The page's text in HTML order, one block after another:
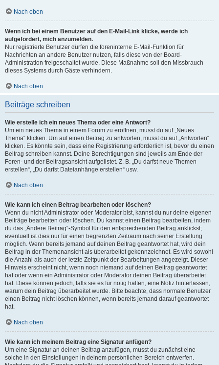
Nach oben
Wenn ich bei einem Benutzer auf den E-Mail-Link klicke, werde ich
aufgefordert, mich anzumelden.
Nur registrierte Benutzer dürfen die foreninterne E-Mail-Funktion für
Nachrichten an andere Benutzer nutzen, falls diese von der Board-
Administration freigeschaltet wurde. Diese Maßnahme soll den Missbrauch
dieses Systems durch Gäste verhindern.
Nach oben
Beiträge schreiben
Wie erstelle ich ein neues Thema oder eine Antwort?
Um ein neues Thema in einem Forum zu eröffnen, musst du auf „Neues
Thema“ klicken. Um auf einen Beitrag zu antworten, musst du auf „Antworten“
klicken. Es könnte sein, dass eine Registrierung erforderlich ist, bevor du einen
Beitrag schreiben kannst. Deine Berechtigungen sind jeweils am Ende der
Foren- und der Beitragsansicht aufgelistet. Z. B. „Du darfst neue Themen
erstellen“, „Du darfst Dateianhänge erstellen“ usw.
Nach oben
Wie kann ich einen Beitrag bearbeiten oder löschen?
Wenn du nicht Administrator oder Moderator bist, kannst du nur deine eigenen
Beiträge bearbeiten oder löschen. Du kannst einen Beitrag bearbeiten, indem
du das „Ändere Beitrag“-Symbol für den entsprechenden Beitrag anklickst;
eventuell ist dies nur für einen begrenzten Zeitraum nach seiner Erstellung
möglich. Wenn bereits jemand auf deinen Beitrag geantwortet hat, wird dein
Beitrag in der Themenansicht als überarbeitet gekennzeichnet. Es wird sowohl
die Anzahl als auch der letzte Zeitpunkt der Bearbeitungen angezeigt. Dieser
Hinweis erscheint nicht, wenn noch niemand auf deinen Beitrag geantwortet
hat oder wenn ein Administrator oder Moderator deinen Beitrag überarbeitet
hat. Diese können jedoch, falls sie es für nötig halten, eine Notiz hinterlassen,
warum dein Beitrag überarbeitet wurde. Bitte beachte, dass normale Benutzer
einen Beitrag nicht löschen können, wenn bereits jemand darauf geantwortet
hat.
Nach oben
Wie kann ich meinem Beitrag eine Signatur anfügen?
Um eine Signatur an deinen Beitrag anzufügen, musst du zunächst eine
solche in den Einstellungen in deinem persönlichen Bereich entwerfen.